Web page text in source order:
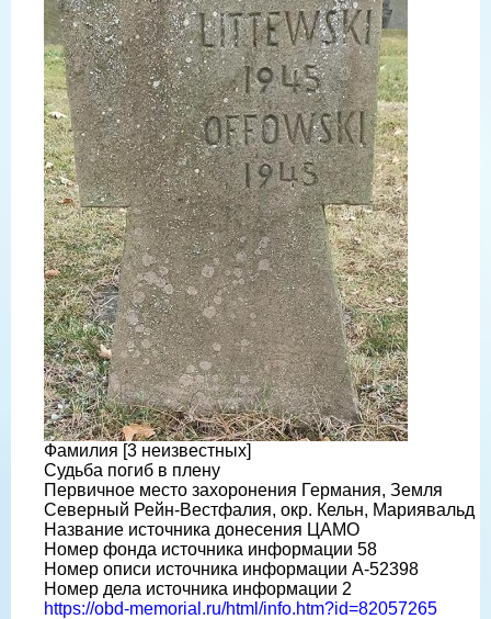
Фамилия [3 неизвестных]
Судьба погиб в плену
Первичное место захоронения Германия, Земля
Северный Рейн-Вестфалия, окр. Кельн, Мариявальд
Название источника донесения ЦАМО
Номер фонда источника информации 58
Номер описи источника информации A-52398
Номер дела источника информации 2
https://obd-memorial.ru/html/info.htm?id=82057265